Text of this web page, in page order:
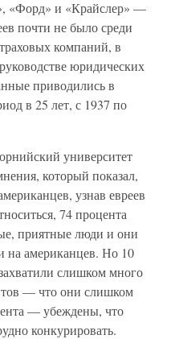
«Форд» и «Крайслер» —
почти не было среди
компаний, в
юридических
приводились в
в 25 лет, с 1937 по
университет
который показал,
узнав евреев
74 процента
приятные люди и они
на американцев. Но 10
слишком много
— что они слишком
— убеждены, что
конкурировать.